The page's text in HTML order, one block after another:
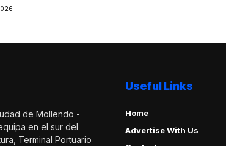
de Mollendo -
en el sur del
Terminal Portuario
Useful Links
Home
Advertise With Us